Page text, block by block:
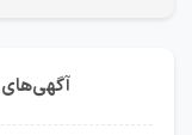
آگهی‌های